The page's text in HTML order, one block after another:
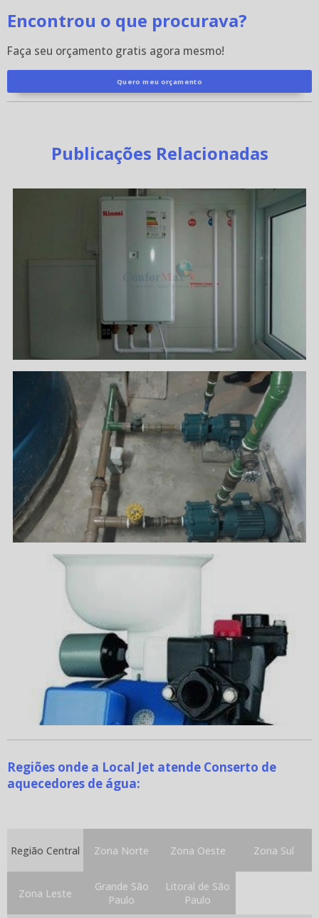
Encontrou o que procurava?
Faça seu orçamento gratis agora mesmo!
Quero meu orçamento
Publicações Relacionadas
Regiões onde a Local Jet atende Conserto de
aquecedores de água:
Região Central Zona Norte Zona Oeste Zona Sul
Zona Leste
Grande São
Paulo
Litoral de São
Paulo